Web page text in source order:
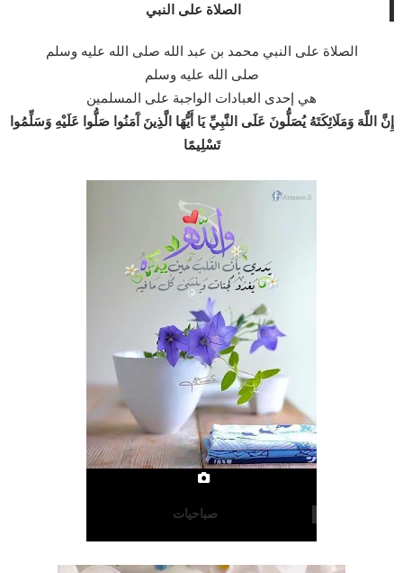
الصلاة على النبي
الصلاة على النبي محمد بن عبد الله صلى الله عليه وسلم
صلى الله عليه وسلم
هي إحدى العبادات الواجبة على المسلمين
إِنَّ اللَّهَ وَمَلَائِكَتَهُ يُصَلُّونَ عَلَى النَّبِيِّ يَا أَيُّهَا الَّذِينَ آَمَنُوا صَلُّوا عَلَيْهِ وَسَلِّمُوا
تَسْلِيمًا
صباحيات